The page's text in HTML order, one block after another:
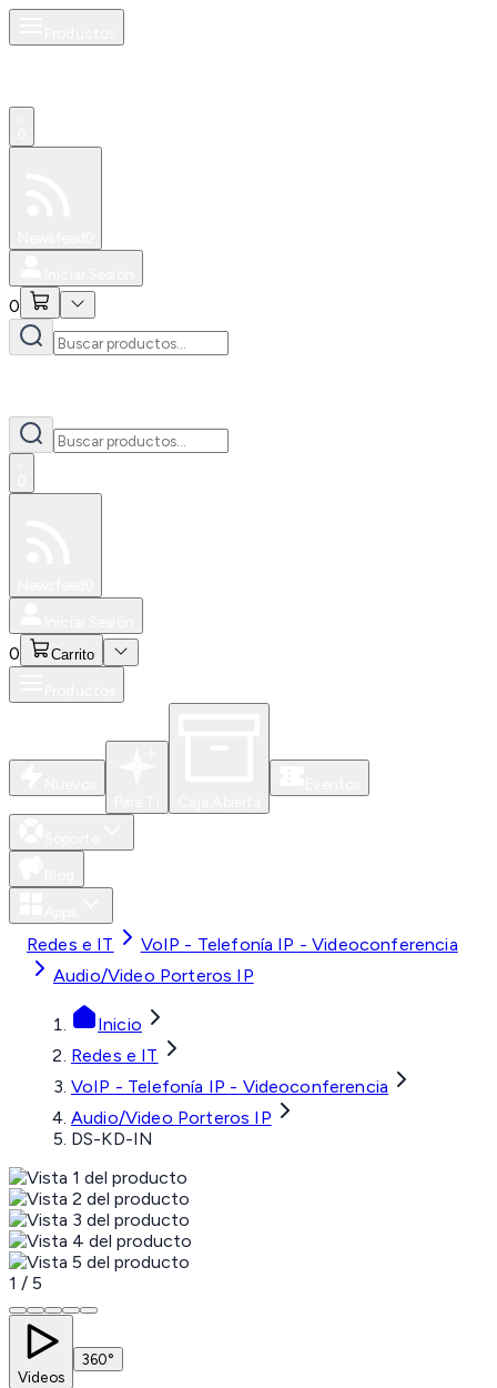
0
0 Carrito
Redes e IT
VoIP - Telefonía IP - Videoconferencia
Audio/Video Porteros IP
Inicio
Redes e IT
VoIP - Telefonía IP - Videoconferencia
Audio/Video Porteros IP
DS-KD-IN
1 / 5
Videos
360°